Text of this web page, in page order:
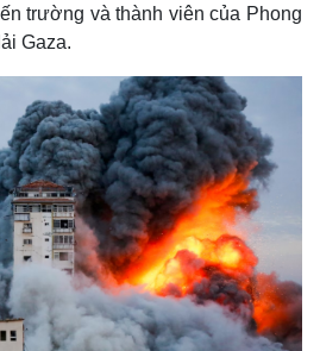
n
T
trường và thành viên của Phong
Gaza.